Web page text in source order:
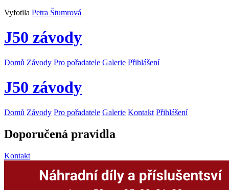
Vyfotila Petra Štumrová
J50 závody
Domů Závody Pro pořadatele Galerie Přihlášení
J50 závody
Domů Závody Pro pořadatele Galerie Kontakt Přihlášení
Doporučená pravidla
Kontakt